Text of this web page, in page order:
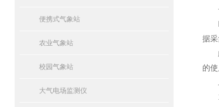
便携式气象站
农业气象站
校园气象站
大气电场监测仪
据
此
的
1